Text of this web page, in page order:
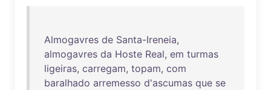
Almogavres de Santa-Ireneia,
almogavres da Hoste Real, em turmas
ligeiras, carregam, topam, com
baralhado arremesso d'ascumas que se